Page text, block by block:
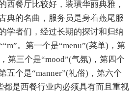
西餐厅比较好，装璜华丽典雅，
典的名曲，服务员是身着燕尾服
学者们，经过长期的探讨和归纳
。第一个是“menu”(菜单)，第
第三个是“mood”(气氛)，第四个
五个是“manner”(礼俗)，第六个
都是西餐行业内必须具有而且重视